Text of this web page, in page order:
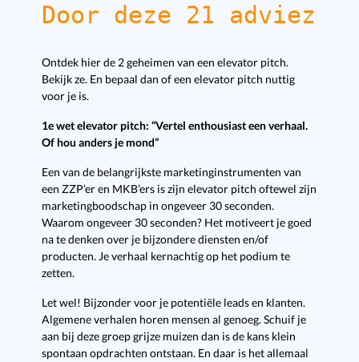
Door deze 21
Ontdek hier de 2 geheimen van een elevator pitch.
Bekijk ze. En bepaal dan of een elevator pitch nuttig
voor je is.
1e wet elevator pitch: “Vertel enthousiast een verhaal.
Of hou anders je mond”
Een van de belangrijkste marketinginstrumenten van
een ZZP’er en MKB’ers is zijn elevator pitch oftewel zijn
marketingboodschap in ongeveer 30 seconden.
Waarom ongeveer 30 seconden? Het motiveert je goed
na te denken over je bijzondere diensten en/of
producten. Je verhaal kernachtig op het podium te
zetten.
Let wel! Bijzonder voor je potentiële leads en klanten.
Algemene verhalen horen mensen al genoeg. Schuif je
aan bij deze groep grijze muizen dan is de kans klein
spontaan opdrachten ontstaan. En daar is het allemaal